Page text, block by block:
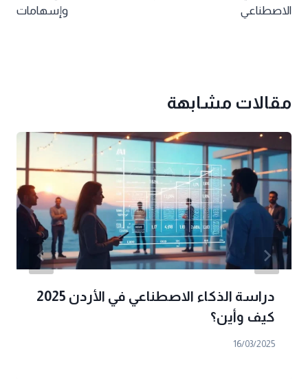
الاصطناعي
وإسهامات
مقالات مشابهة
دراسة الذكاء الاصطناعي في الأردن 2025
كيف وأين؟
16/03/2025